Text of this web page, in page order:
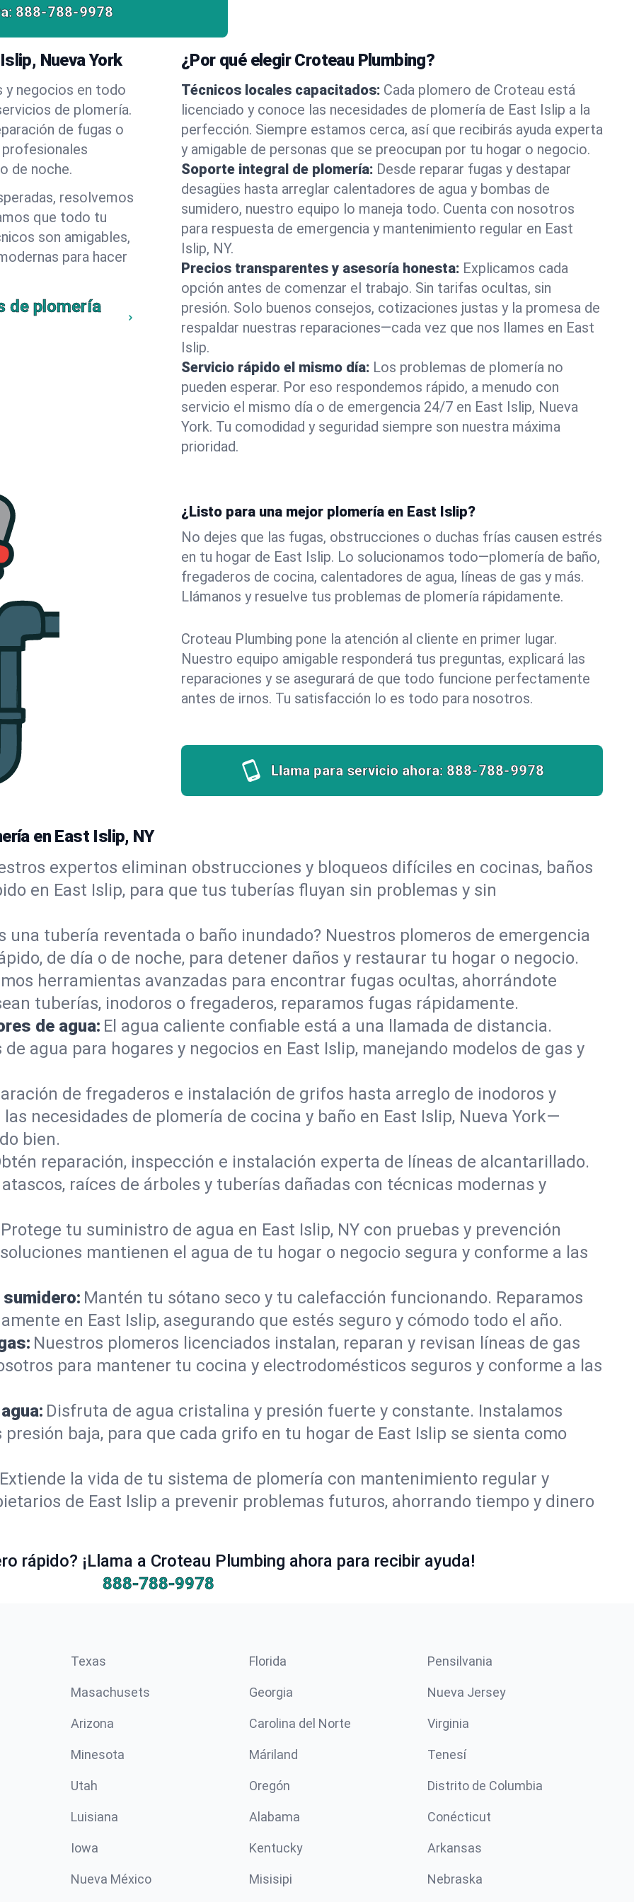
888-788-9978
Nueva York
y negocios en todo
de plomería.
de fugas o
de noche.
resolvemos
que todo tu
son amigables,
para hacer
de plomería
¿Por qué elegir Croteau Plumbing?
Técnicos locales capacitados: Cada plomero de Croteau está
licenciado y conoce las necesidades de plomería de East Islip a la
perfección. Siempre estamos cerca, así que recibirás ayuda experta
y amigable de personas que se preocupan por tu hogar o negocio.
Soporte integral de plomería: Desde reparar fugas y destapar
desagües hasta arreglar calentadores de agua y bombas de
sumidero, nuestro equipo lo maneja todo. Cuenta con nosotros
para respuesta de emergencia y mantenimiento regular en East
Islip, NY.
Precios transparentes y asesoría honesta: Explicamos cada
opción antes de comenzar el trabajo. Sin tarifas ocultas, sin
presión. Solo buenos consejos, cotizaciones justas y la promesa de
respaldar nuestras reparaciones—cada vez que nos llames en East
Islip.
Servicio rápido el mismo día: Los problemas de plomería no
pueden esperar. Por eso respondemos rápido, a menudo con
servicio el mismo día o de emergencia 24/7 en East Islip, Nueva
York. Tu comodidad y seguridad siempre son nuestra máxima
prioridad.
¿Listo para una mejor plomería en East Islip?
No dejes que las fugas, obstrucciones o duchas frías causen estrés
en tu hogar de East Islip. Lo solucionamos todo—plomería de baño,
fregaderos de cocina, calentadores de agua, líneas de gas y más.
Llámanos y resuelve tus problemas de plomería rápidamente.
Croteau Plumbing pone la atención al cliente en primer lugar.
Nuestro equipo amigable responderá tus preguntas, explicará las
reparaciones y se asegurará de que todo funcione perfectamente
antes de irnos. Tu satisfacción lo es todo para nosotros.
Llama para servicio ahora: 888-788-9978
en East Islip, NY
expertos eliminan obstrucciones y bloqueos difíciles en cocinas, baños
en East Islip, para que tus tuberías fluyan sin problemas y sin
una tubería reventada o baño inundado? Nuestros plomeros de emergencia
de día o de noche, para detener daños y restaurar tu hogar o negocio.
herramientas avanzadas para encontrar fugas ocultas, ahorrándote
tuberías, inodoros o fregaderos, reparamos fugas rápidamente.
de agua: El agua caliente confiable está a una llamada de distancia.
agua para hogares y negocios en East Islip, manejando modelos de gas y
de fregaderos e instalación de grifos hasta arreglo de inodoros y
necesidades de plomería de cocina y baño en East Islip, Nueva York—
bien.
reparación, inspección e instalación experta de líneas de alcantarillado.
raíces de árboles y tuberías dañadas con técnicas modernas y
Protege tu suministro de agua en East Islip, NY con pruebas y prevención
mantienen el agua de tu hogar o negocio segura y conforme a las
Mantén tu sótano seco y tu calefacción funcionando. Reparamos
en East Islip, asegurando que estés seguro y cómodo todo el año.
Nuestros plomeros licenciados instalan, reparan y revisan líneas de gas
para mantener tu cocina y electrodomésticos seguros y conforme a las
Disfruta de agua cristalina y presión fuerte y constante. Instalamos
baja, para que cada grifo en tu hogar de East Islip se sienta como
Extiende la vida de tu sistema de plomería con mantenimiento regular y
de East Islip a prevenir problemas futuros, ahorrando tiempo y dinero
rápido? ¡Llama a Croteau Plumbing ahora para recibir ayuda!
888-788-9978
Texas Florida Pensilvania
Masachusets Georgia Nueva Jersey
Arizona Carolina del Norte Virginia
Minesota Máriland Tenesí
Utah Oregón Distrito de Columbia
Luisiana Alabama Conécticut
Iowa Kentucky Arkansas
Nueva México Misisipi Nebraska